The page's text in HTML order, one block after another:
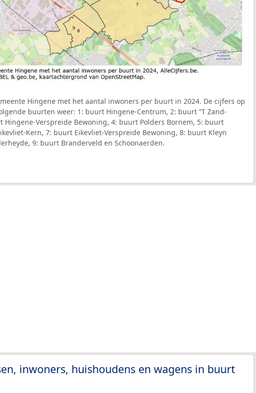
Hingene met het aantal inwoners per buurt in 2024. De cijfers op
buurten weer: 1: buurt Hingene-Centrum, 2: buurt ”T Zand-
Hingene-Verspreide Bewoning, 4: buurt Polders Bornem, 5: buurt
Kern, 7: buurt Eikevliet-Verspreide Bewoning, 8: buurt Kleyn
9: buurt Branderveld en Schoonaerden.
inwoners, huishoudens en wagens in buurt